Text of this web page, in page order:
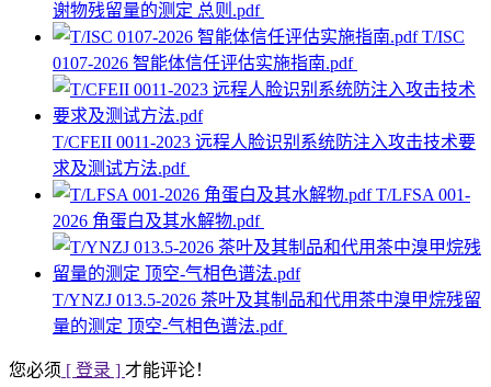
谢物残留量的测定 总则.pdf
T/ISC
0107-2026 智能体信任评估实施指南.pdf
T/CFEII 0011-2023 远程人脸识别系统防注入攻击技术要
求及测试方法.pdf
T/LFSA 001-
2026 角蛋白及其水解物.pdf
T/YNZJ 013.5-2026 茶叶及其制品和代用茶中溴甲烷残留
量的测定 顶空-气相色谱法.pdf
您必须 [ 登录 ] 才能评论！